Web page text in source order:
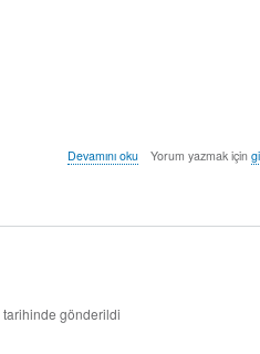
seher
dirik
Devamını oku Yorum yazmak için
tarihinde gönderildi